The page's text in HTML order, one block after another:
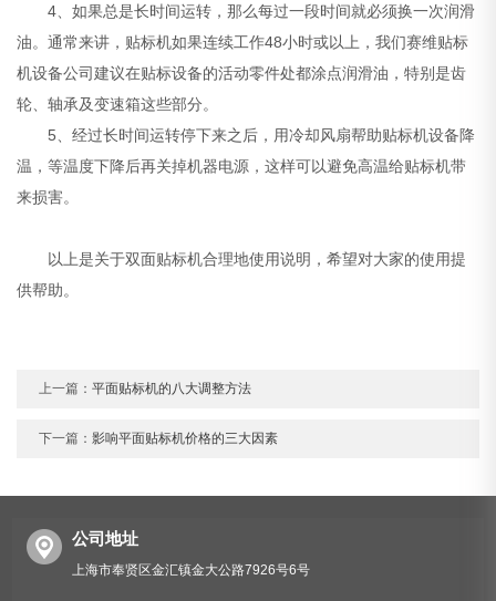
4、如果总是长时间运转，那么每过一段时间就必须换一次润滑
油。通常来讲，贴标机如果连续工作48小时或以上，我们赛维贴标
机设备公司建议在贴标设备的活动零件处都涂点润滑油，特别是齿
轮、轴承及变速箱这些部分。
5、经过长时间运转停下来之后，用冷却风扇帮助贴标机设备降
温，等温度下降后再关掉机器电源，这样可以避免高温给贴标机带
来损害。
以上是关于双面贴标机合理地使用说明，希望对大家的使用提
供帮助。
上一篇：平面贴标机的八大调整方法
下一篇：影响平面贴标机价格的三大因素
公司地址
上海市奉贤区金汇镇金大公路7926号6号